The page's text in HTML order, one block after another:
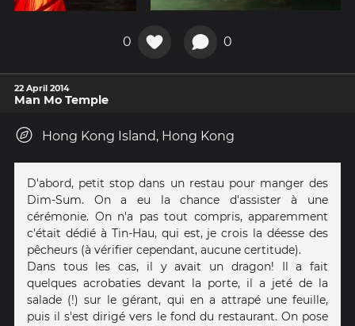
0 0
22 April 2014
Man Mo Temple
Hong Kong Island, Hong Kong
D'abord, petit stop dans un restau pour manger des
Dim-Sum. On a eu la chance d'assister à une
cérémonie. On n'a pas tout compris, apparemment
c'était dédié à Tin-Hau, qui est, je crois la déesse des
pêcheurs (à vérifier cependant, aucune certitude).
Dans tous les cas, il y avait un dragon! Il a fait
quelques acrobaties devant la porte, il a jeté de la
salade (!) sur le gérant, qui en a attrapé une feuille,
puis il s'est dirigé vers le fond du restaurant. On pose